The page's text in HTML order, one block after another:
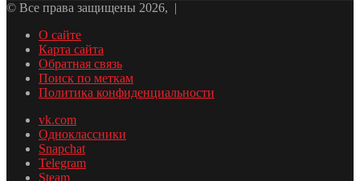
© Все права защищены 2026, |
О сайте
Карта сайта
Обратная связь
Поиск по меткам
Политика конфиденциальности
vk.com
Одноклассники
Snapchat
Telegram
Steam